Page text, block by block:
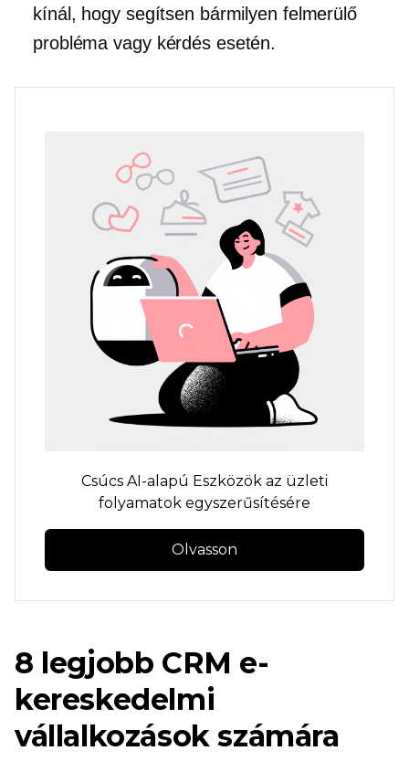
kínál, hogy segítsen bármilyen felmerülő
probléma vagy kérdés esetén.
Csúcs AI-alapú Eszközök az üzleti
folyamatok egyszerűsítésére
Olvasson
8 legjobb CRM e-
kereskedelmi
vállalkozások számára